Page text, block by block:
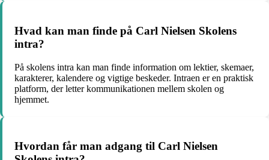
Hvad kan man finde på Carl Nielsen Skolens
intra?
På skolens intra kan man finde information om lektier, skemaer,
karakterer, kalendere og vigtige beskeder. Intraen er en praktisk
platform, der letter kommunikationen mellem skolen og
hjemmet.
Hvordan får man adgang til Carl Nielsen